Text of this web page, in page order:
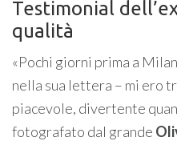
Testimonial
qualità
«Pochi giorni prima a
nella sua lettera – mi ero
piacevole, divertente
fotografato dal grande